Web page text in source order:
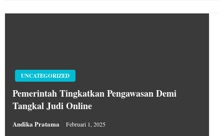
UNCATEGORIZED
Pemerintah Tingkatkan Pengawasan Demi
Tangkal Judi Online
Andika Pratama Februari 1, 2025